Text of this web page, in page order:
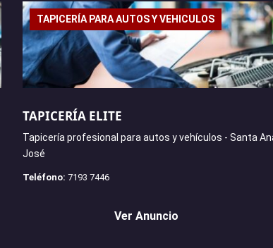
TAPICERÍA PARA AUTOS Y VEHICULOS
TAPICERÍA ELITE
Tapicería profesional para autos y vehículos - Santa
José
Teléfono: 7193 7446
Ver Anuncio